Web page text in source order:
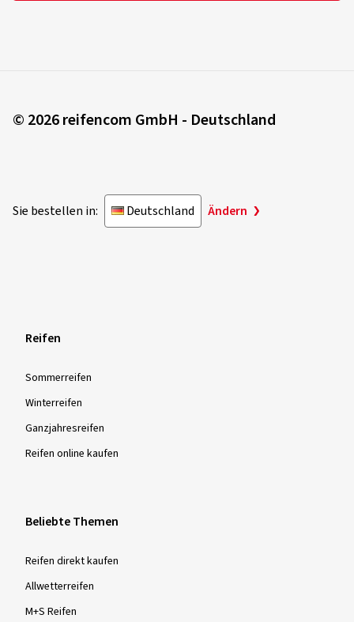
© 2026 reifencom GmbH - Deutschland
Sie bestellen in: Deutschland Ändern
Reifen
Sommer­reifen
Winter­reifen
Ganzjahres­reifen
Reifen online kaufen
Beliebte Themen
Reifen direkt kaufen
Allwetterreifen
M+S Reifen